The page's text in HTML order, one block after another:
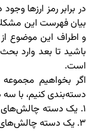
در برابر رمز ارزها
بیان فهرست این
و اطراف این موضوع
باشید تا بعد وارد
است.
اگر بخواهیم مجموعه
دسته‌بندی کنیم، با
۳. یک دسته چالش‌های فقهی است.